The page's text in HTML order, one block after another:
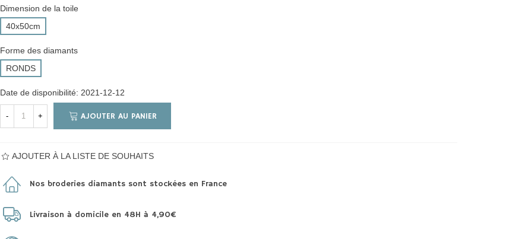
Dimension de la toile
40x50cm
Forme des diamants
RONDS
Date de disponibilité: 2021-12-12
- + AJOUTER AU PANIER
AJOUTER À LA LISTE DE SOUHAITS
Nos broderies diamants sont stockées en France
Livraison à domicile en 48H à 4,90€